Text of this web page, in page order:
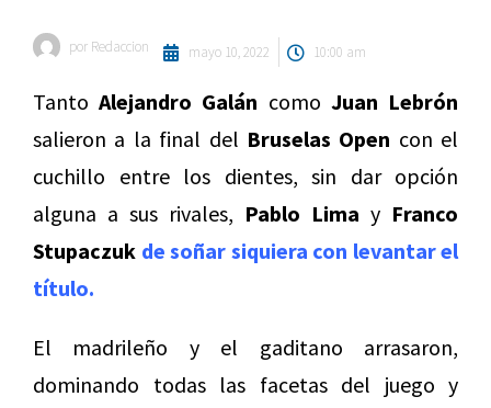
por Redaccion mayo 10, 2022 10:00 am
TantoAlejandro Galán como Juan Lebrón
salieron a la final del Bruselas Open con el
cuchillo entre los dientes, sin dar opción
alguna a sus rivales, Pablo Lima y Franco
Stupaczuk de soñar siquiera con levantar el
título.
El madrileño y el gaditano arrasaron,
dominando todas las facetas del juego y